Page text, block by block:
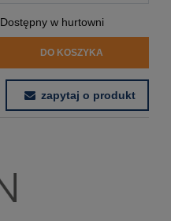
Dostępny w hurtowni
DO KOSZYKA
zapytaj o produkt